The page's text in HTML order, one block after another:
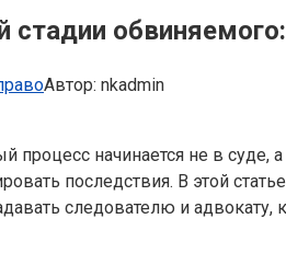
стадии
Автор: nkadmin
начинается не в
последствия. В этой
следователю и